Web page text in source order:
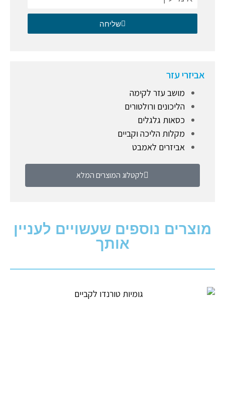
אביזרי עזר
מושב עזר לקימה
הליכונים ורולטורים
כסאות גלגלים
מקלות הליכה וקביים
אביזרים לאמבט
לקטלוג המוצרים המלא
שליחה
מוצרים נוספים שעשויים לעניין
אותך